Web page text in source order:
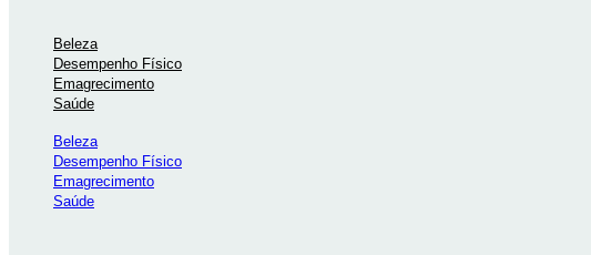
Beleza
Desempenho Físico
Emagrecimento
Saúde
Beleza
Desempenho Físico
Emagrecimento
Saúde